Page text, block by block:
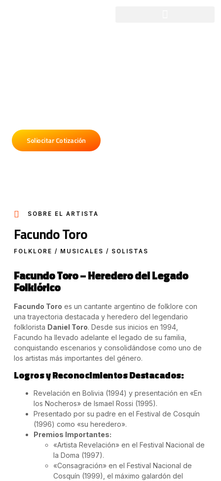
Soliocitar Cotización
SOBRE EL ARTISTA
Facundo Toro
FOLKLORE / MUSICALES / SOLISTAS
Facundo Toro – Heredero del Legado
Folklórico
Facundo Toro es un cantante argentino de folklore con
una trayectoria destacada y heredero del legendario
folklorista Daniel Toro. Desde sus inicios en 1994,
Facundo ha llevado adelante el legado de su familia,
conquistando escenarios y consolidándose como uno de
los artistas más importantes del género.
Logros y Reconocimientos Destacados:
Revelación en Bolivia (1994) y presentación en «En
los Nocheros» de Ismael Rossi (1995).
Presentado por su padre en el Festival de Cosquín
(1996) como «su heredero».
Premios Importantes:
«Artista Revelación» en el Festival Nacional de
la Doma (1997).
«Consagración» en el Festival Nacional de
Cosquín (1999), el máximo galardón del